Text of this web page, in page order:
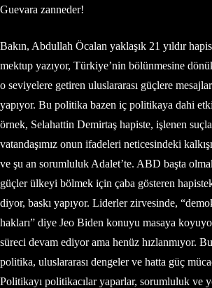
Guevara zanneder!
Bakın, Abdullah Öcalan yaklaşık 21 yıldır
mektup yazıyor, Türkiye’nin bölünmesine
o seviyelere getiren uluslararası güçlere
yapıyor. Bu politika bazen iç politikaya dahi
örnek, Selahattin Demirtaş hapiste, işlenen
vatandaşımız onun ifadeleri neticesindeki
ve şu an sorumluluk Adalet’te. ABD başta
güçler ülkeyi bölmek için çaba gösteren
diyor, baskı yapıyor. Liderler zirvesinde,
hakları” diye Jeo Biden konuyu masaya
süreci devam ediyor ama henüz hızlanmıyor.
politika, uluslararası dengeler ve hatta güç
Politikayı politikacılar yaparlar, sorumluluk ve